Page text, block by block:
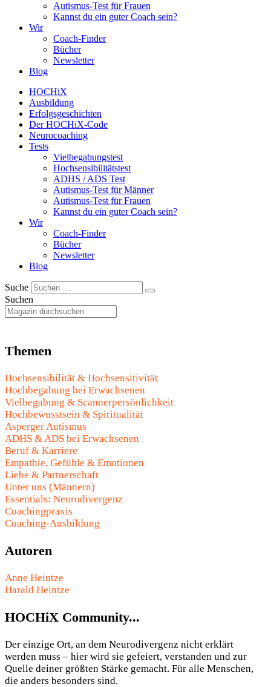
Autismus-Test für Frauen
Kannst du ein guter Coach sein?
Wir
Coach-Finder
Bücher
Newsletter
Blog
HOCHiX
Ausbildung
Erfolgsgeschichten
Der HOCHiX-Code
Neurocoaching
Tests
Vielbegabungstest
Hochsensibilitätstest
ADHS / ADS Test
Autismus-Test für Männer
Autismus-Test für Frauen
Kannst du ein guter Coach sein?
Wir
Coach-Finder
Bücher
Newsletter
Blog
Suche
Suchen
Themen
Hochsensibilität & Hochsensitivität
Hochbegabung bei Erwachsenen
Vielbegabung & Scannerpersönlichkeit
Hochbewusstsein & Spiritualität
Asperger Autismus
ADHS & ADS bei Erwachsenen
Beruf & Karriere
Empathie, Gefühle & Emotionen
Liebe & Partnerschaft
Unter uns (Männern)
Essentials: Neurodivergenz
Coachingpraxis
Coaching-Ausbildung
Autoren
Anne Heintze
Harald Heintze
HOCHiX Community...
Der einzige Ort, an dem Neurodivergenz nicht erklärt
werden muss – hier wird sie gefeiert, verstanden und zur
Quelle deiner größten Stärke gemacht. Für alle Menschen,
die anders besonders sind.